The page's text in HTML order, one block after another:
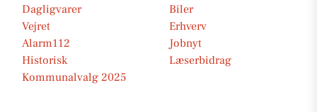
Dagligvarer
Biler
Vejret
Erhverv
Alarm112
Jobnyt
Historisk
Læserbidrag
Kommunalvalg 2025